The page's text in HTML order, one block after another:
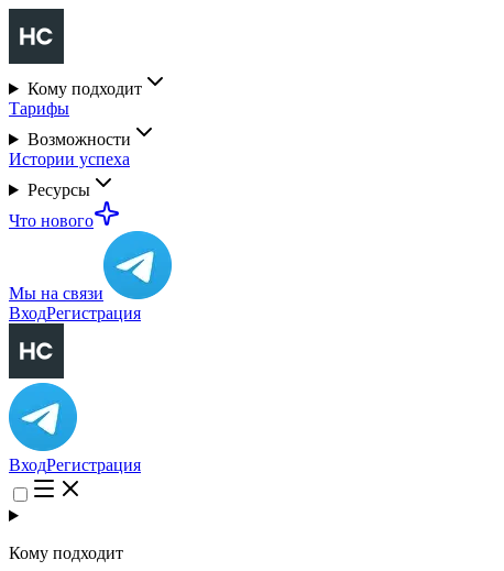
Кому подходит
Тарифы
Возможности
Истории успеха
Ресурсы
Что нового
Мы на связи
ВходРегистрация
ВходРегистрация
Кому подходит